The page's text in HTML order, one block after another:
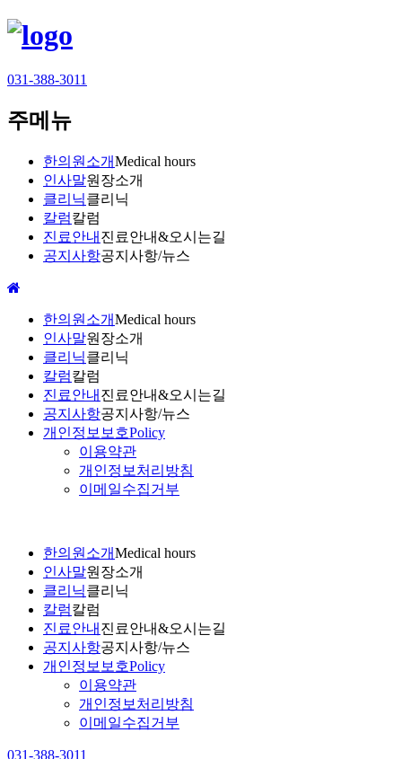
031-388-3011
주메뉴
한의원소개Medical hours
인사말원장소개
클리닉클리닉
칼럼칼럼
진료안내 진료안내&오시는길
공지사항공지사항/뉴스
한의원소개Medical hours
인사말원장소개
클리닉클리닉
칼럼칼럼
진료안내 진료안내&오시는길
공지사항공지사항/뉴스
개인정보보호Policy
이용약관
개인정보처리방침
이메일수집거부
한의원소개Medical hours
인사말원장소개
클리닉클리닉
칼럼칼럼
진료안내 진료안내&오시는길
공지사항공지사항/뉴스
개인정보보호Policy
이용약관
개인정보처리방침
이메일수집거부
031-388-3011